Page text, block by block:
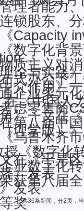
理者能力
锁股东、
Capacity
数字化背
论与实践
质主义对
介作用》
式办公下
在《中国人
企业多元
》一文在
虑零售商
理学版）
第八届中
乌鲁木齐
在《干旱
授《数字化
》发表
业数字化
发表
获第八届
奖共36条新闻，分2页，